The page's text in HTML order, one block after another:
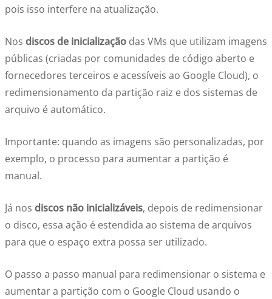
pois isso interfere na atualização.
Nos discos de inicialização das VMs que utilizam imagens
públicas (criadas por comunidades de código aberto e
fornecedores terceiros e acessíveis ao Google Cloud), o
redimensionamento da partição raiz e dos sistemas de
arquivo é automático.
Importante: quando as imagens são personalizadas, por
exemplo, o processo para aumentar a partição é
manual.
Já nos discos não inicializáveis, depois de redimensionar
o disco, essa ação é estendida ao sistema de arquivos
para que o espaço extra possa ser utilizado.
O passo a passo manual para redimensionar o sistema e
aumentar a partição com o Google Cloud usando o